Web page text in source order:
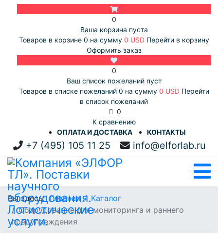
0
Ваша корзина пуста
Товаров в корзине 0 на сумму 0 USD Перейти в корзину
Оформить заказ
0
Ваш список пожеланий пуст
Товаров в списке пожеланий 0 на сумму 0 USD Перейти
в список пожеланий
0
К сравнению
ОПЛАТА И ДОСТАВКА
КОНТАКТЫ
+7 (495) 105 11 25 info@elforlab.ru
Вы здесь:Главная
Каталог
Оборудование для мониторинга и раннего
предупреждения